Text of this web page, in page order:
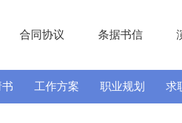
合同协议 条据书信
工作方案 职业规划 求